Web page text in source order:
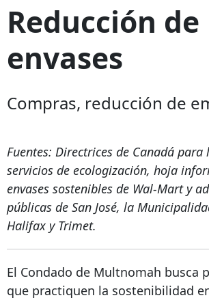
Reducción de
envases
Compras, reducción de
Fuentes: Directrices de Canadá
servicios de ecologización, hoja
envases sostenibles de Wal-Mart y
públicas de San José, la
Halifax y Trimet.
El Condado de Multnomah busca
que practiquen la sostenibilidad